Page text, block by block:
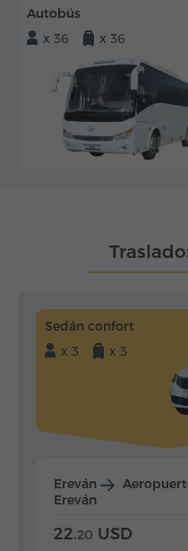
Autobús
x 36
x 36
Sedán confort
x 3
x 3
Ereván
Ereván
22.20 USD